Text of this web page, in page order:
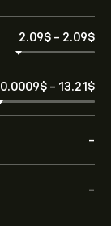
2.09‎$‎ - 2.09‎$‎
0.0009‎$‎ - 13.21‎$‎
-
-